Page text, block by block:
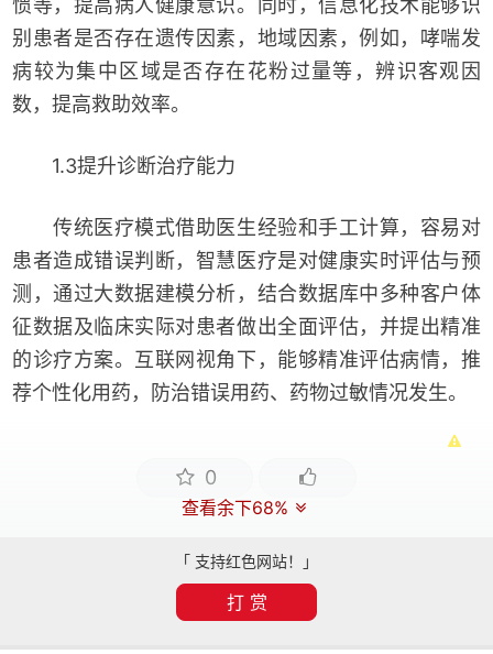
惯等，提高病人健康意识。同时，信息化技术能够识
别患者是否存在遗传因素，地域因素，例如，哮喘发
病较为集中区域是否存在花粉过量等，辨识客观因
数，提高救助效率。
1.3提升诊断治疗能力
传统医疗模式借助医生经验和手工计算，容易对
患者造成错误判断，智慧医疗是对健康实时评估与预
测，通过大数据建模分析，结合数据库中多种客户体
征数据及临床实际对患者做出全面评估，并提出精准
的诊疗方案。互联网视角下，能够精准评估病情，推
荐个性化用药，防治错误用药、药物过敏情况发生。
0
查看余下68%
「 支持红色网站！」
打 赏